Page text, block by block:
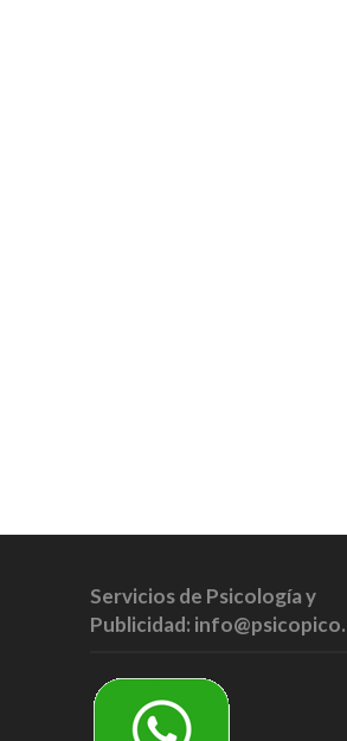
Servicios de Psicología y
Publicidad: